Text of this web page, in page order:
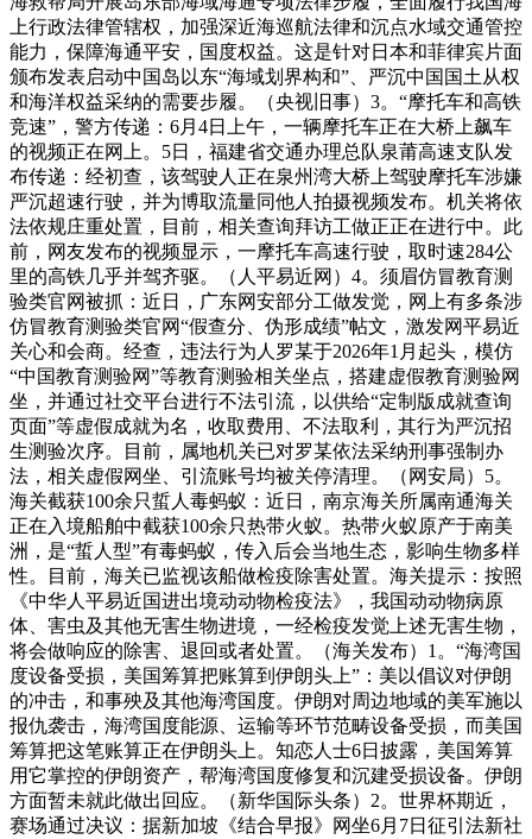
上行政法律管辖权，加强深近海巡航法律和沉点水域交通管控
能力，保障海通平安，国度权益。这是针对日本和菲律宾片面
颁布发表启动中国岛以东“海域划界构和”、严沉中国国土从权
和海洋权益采纳的需要步履。（央视旧事）3。“摩托车和高铁
竞速”，警方传递：6月4日上午，一辆摩托车正在大桥上飙车
的视频正在网上。5日，福建省交通办理总队泉莆高速支队发
布传递：经初查，该驾驶人正在泉州湾大桥上驾驶摩托车涉嫌
严沉超速行驶，并为博取流量同他人拍摄视频发布。机关将依
法依规庄重处置，目前，相关查询拜访工做正正在进行中。此
前，网友发布的视频显示，一摩托车高速行驶，取时速284公
里的高铁几乎并驾齐驱。（人平易近网）4。须眉仿冒教育测
验类官网被抓：近日，广东网安部分工做发觉，网上有多条涉
仿冒教育测验类官网“假查分、伪形成绩”帖文，激发网平易近
关心和会商。经查，违法行为人罗某于2026年1月起头，模仿
“中国教育测验网”等教育测验相关坐点，搭建虚假教育测验网
坐，并通过社交平台进行不法引流，以供给“定制版成就查询
页面”等虚假成就为名，收取费用、不法取利，其行为严沉招
生测验次序。目前，属地机关已对罗某依法采纳刑事强制办
法，相关虚假网坐、引流账号均被关停清理。（网安局）5。
海关截获100余只蜇人毒蚂蚁：近日，南京海关所属南通海关
正在入境船舶中截获100余只热带火蚁。热带火蚁原产于南美
洲，是“蜇人型”有毒蚂蚁，传入后会当地生态，影响生物多样
性。目前，海关已监视该船做检疫除害处置。海关提示：按照
《中华人平易近国进出境动动物检疫法》，我国动动物病原
体、害虫及其他无害生物进境，一经检疫发觉上述无害生物，
将会做响应的除害、退回或者处置。（海关发布）1。“海湾国
度设备受损，美国筹算把账算到伊朗头上”：美以倡议对伊朗
的冲击，和事殃及其他海湾国度。伊朗对周边地域的美军施以
报仇袭击，海湾国度能源、运输等环节范畴设备受损，而美国
筹算把这笔账算正在伊朗头上。知恋人士6日披露，美国筹算
用它掌控的伊朗资产，帮海湾国度修复和沉建受损设备。伊朗
方面暂未就此做出回应。（新华国际头条）2。世界杯期近，
赛场通过决议：据新加坡《结合早报》网坐6月7日征引法新社